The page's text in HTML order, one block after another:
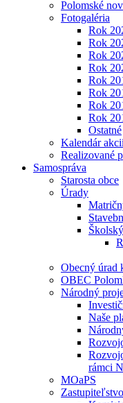
Polomské
Fotogaléria
Rok
Rok
Rok
Rok
Rok
Rok
Rok
Rok
Ostatné
Kalendár
Realizované
Samospráva
Starosta obce
Úrady
Školský
Obecný úrad
OBEC
Národný
Naše
rámci
MOaPS
Zastupiteľstvo